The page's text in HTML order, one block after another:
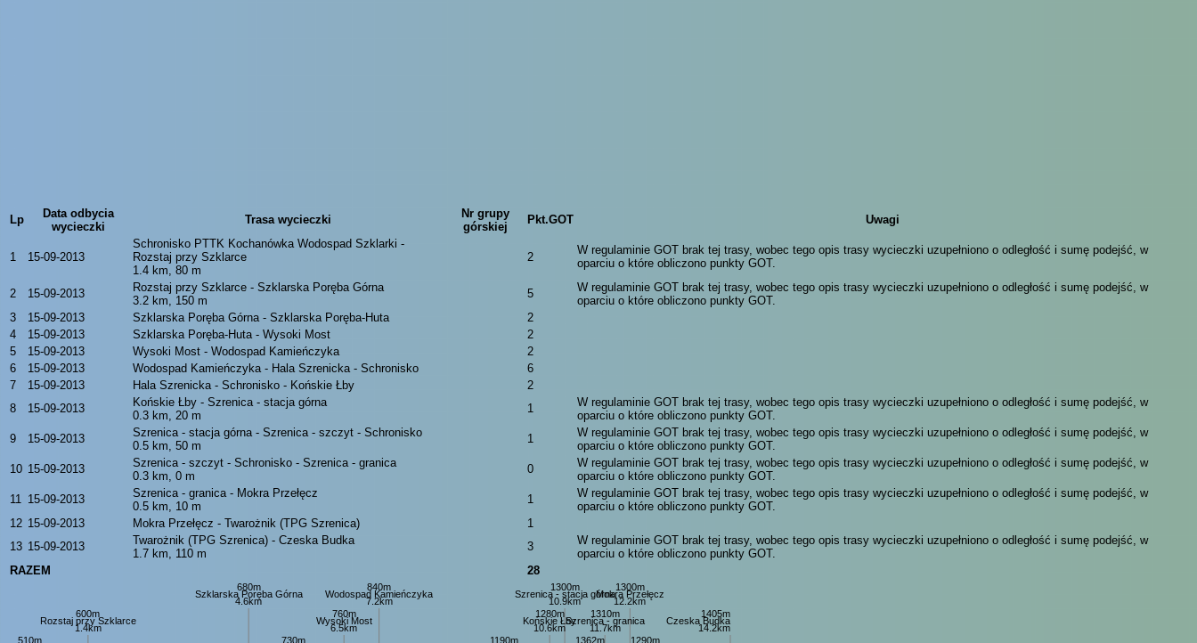
Lp
Data odbycia
wycieczki
Trasa wycieczki
Nr grupy
górskiej
Pkt.GOT Uwagi
1 15-09-2013
Schronisko PTTK Kochanówka Wodospad Szklarki -
Rozstaj przy Szklarce
1.4 km, 80 m
2
W regulaminie GOT brak tej trasy, wobec tego opis trasy wycieczki uzupełniono o odległość i sumę podejść, w
oparciu o które obliczono punkty GOT.
2 15-09-2013
Rozstaj przy Szklarce - Szklarska Poręba Górna
3.2 km, 150 m
5
W regulaminie GOT brak tej trasy, wobec tego opis trasy wycieczki uzupełniono o odległość i sumę podejść, w
oparciu o które obliczono punkty GOT.
3
15-09-2013 Szklarska Poręba Górna - Szklarska Poręba-Huta
2
4
15-09-2013 Szklarska Poręba-Huta - Wysoki Most
2
5
15-09-2013 Wysoki Most - Wodospad Kamieńczyka
2
6
15-09-2013 Wodospad Kamieńczyka - Hala Szrenicka - Schronisko
6
7
15-09-2013 Hala Szrenicka - Schronisko - Końskie Łby
2
8
15-09-2013
Końskie Łby - Szrenica - stacja górna
0.3 km, 20 m
1
W regulaminie GOT brak tej trasy, wobec tego opis trasy wycieczki uzupełniono o odległość i sumę podejść, w
oparciu o które obliczono punkty GOT.
9
15-09-2013
Szrenica - stacja górna - Szrenica - szczyt - Schronisko
0.5 km, 50 m
1
W regulaminie GOT brak tej trasy, wobec tego opis trasy wycieczki uzupełniono o odległość i sumę podejść, w
oparciu o które obliczono punkty GOT.
10 15-09-2013
Szrenica - szczyt - Schronisko - Szrenica - granica
0.3 km, 0 m
0
W regulaminie GOT brak tej trasy, wobec tego opis trasy wycieczki uzupełniono o odległość i sumę podejść, w
oparciu o które obliczono punkty GOT.
11
15-09-2013
Szrenica - granica - Mokra Przełęcz
0.5 km, 10 m
1
W regulaminie GOT brak tej trasy, wobec tego opis trasy wycieczki uzupełniono o odległość i sumę podejść, w
oparciu o które obliczono punkty GOT.
12 15-09-2013 Mokra Przełęcz - Twarożnik (TPG Szrenica)
1
13 15-09-2013
Twarożnik (TPG Szrenica) - Czeska Budka
1.7 km, 110 m
3
W regulaminie GOT brak tej trasy, wobec tego opis trasy wycieczki uzupełniono o odległość i sumę podejść, w
oparciu o które obliczono punkty GOT.
RAZEM
28
510m
Rozstaj przy Szklarce
600m
1.4km
Szklarska Poręba Górna
680m
4.6km
730m
Wysoki Most
760m
6.5km
Wodospad Kamieńczyka
840m
7.2km
1190m
Końskie Łby
1280m
10.6km
Szrenica - stacja górna
1300m
10.9km
1362m
Szrenica - granica
1310m
11.7km
Mokra Przełęcz
1300m
12.2km
1290m
Czeska Budka
1405m
14.2km